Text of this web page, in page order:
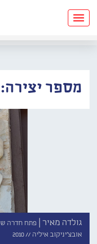
Toggle
navigation
מספר יצירה: #7335
גולדה מאיר | פתח חדרה
אובצ'יניקוב איליה //2010